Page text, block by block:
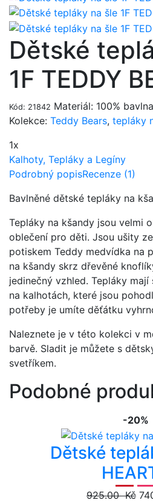
Dětské
1F TEDDY
Kód: 21842 Materiál: 100% bavlna
Kolekce: Teddy Bears, tepláky
1x
Kalhoty, Tepláky a Legíny
Podrobný popisRecenze (1)
Bavlněné dětské tepláky na
Tepláky na kšandy jsou velmi
oblečení pro děti. Jsou ušity
potiskem Teddy medvídka na
na kšandy skrz dřevěné
jedinečný vzhled. Tepláky
na kalhotách, které jsou
potřeby je umíte děťátku
Naleznete je v této kolekci v
barvě. Sladit je můžete s
svetříkem.
Podobné
-20%
Dětské
925.00 Kč